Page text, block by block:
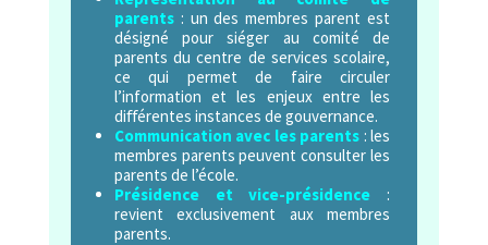
parents: un des membres parent est
désigné pour siéger au comité de
parents du centre de services scolaire,
ce qui permet de faire circuler
l’information et les enjeux entre les
diﬀérentes instances de gouvernance.
Communication avec les parents : les
membres parents peuvent consulter les
parents de l’école.
Présidence et vice-présidence :
revient exclusivement aux membres
parents.